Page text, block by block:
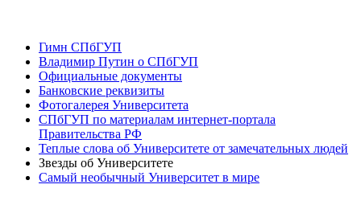
Гимн СПбГУП
Владимир Путин о СПбГУП
Официальные документы
Банковские реквизиты
Фотогалерея Университета
СПбГУП по материалам интернет-портала
Правительства РФ
Теплые слова об Университете от замечательных людей
Звезды об Университете
Самый необычный Университет в мире